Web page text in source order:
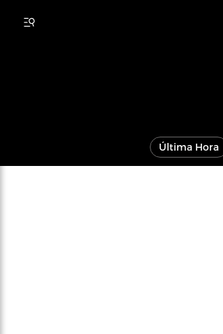
Última Hora